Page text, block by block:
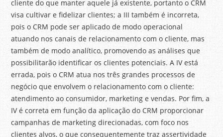
cliente do que manter aquele já existente, portanto o CRM
visa cultivar e fidelizar clientes; a III também é incorreta,
pois o CRM pode ser aplicado de modo operacional
atuando nos canais de relacionamento com o cliente, mas
também de modo analítico, promovendo as análises que
possibilitarão identificar os clientes potenciais. A IV está
errada, pois o CRM atua nos três grandes processos de
negócio que envolvem o relacionamento com o cliente:
atendimento ao consumidor, marketing e vendas. Por fim, a
IV é correta em função da aplicação do CRM proporcionar
campanhas de marketing direcionadas, com foco nos
clientes alvos, o que consequentemente traz assertividade